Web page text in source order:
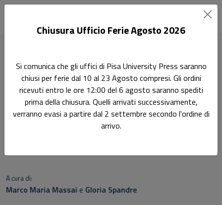
Ricerca
Se si riuscisse a liberare
l'energia
A cura di:
Marco Maria Massai e Gloria Spandre
Chiusura Ufficio Ferie Agosto 2026
Si comunica che gli uffici di Pisa University Press saranno
chiusi per ferie dal 10 al 23 Agosto compresi. Gli ordini
ricevuti entro le ore 12:00 del 6 agosto saranno spediti
prima della chiusura. Quelli arrivati successivamente,
verranno evasi a partire dal 2 settembre secondo l'ordine di
arrivo.